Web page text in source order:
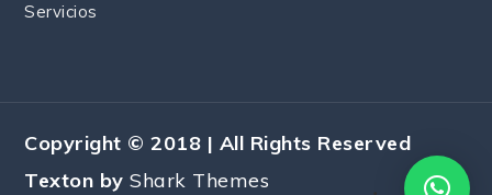
Servicios
Copyright © 2018 | All Rights Reserved
Texton byShark Themes .